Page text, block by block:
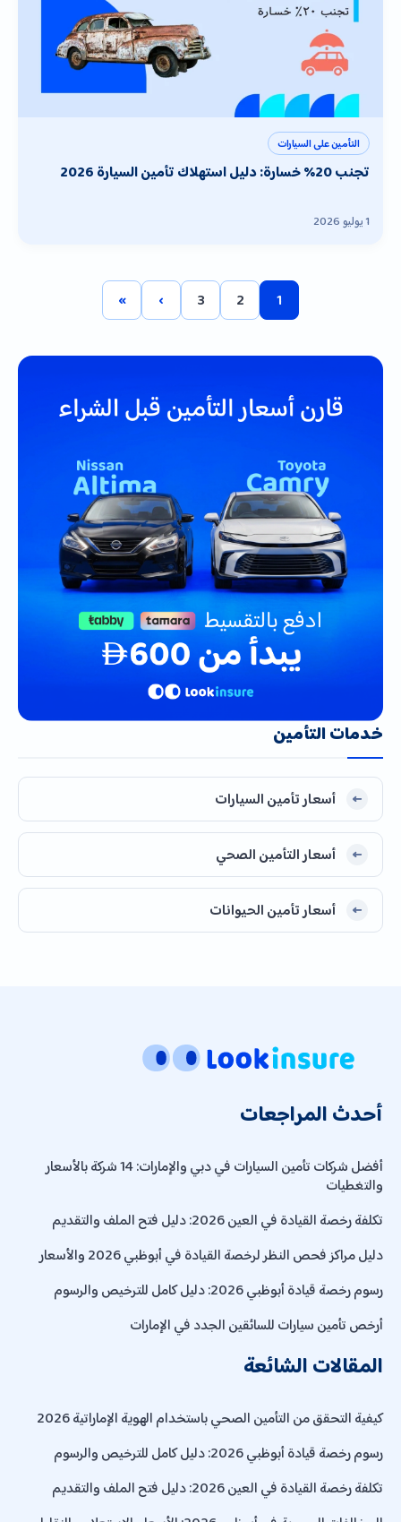
التأمين على السيارات
تجنب 20% خسارة: دليل استهلاك تأمين السيارة 2026
1 يوليو 2026
1
2
3
›
»
خدمات التأمين
أسعار تأمين السيارات
أسعار التأمين الصحي
أسعار تأمين الحيوانات
المقالات الشائعة
كيفية التحقق من التأمين الصحي باستخدام الهوية الإماراتية 2026
رسوم رخصة قيادة أبوظبي 2026: دليل كامل للترخيص والرسوم
تكلفة رخصة القيادة في العين 2026: دليل فتح الملف والتقديم
أحدث المراجعات
أفضل شركات تأمين السيارات في دبي والإمارات: 14 شركة بالأسعار
والتغطيات
تكلفة رخصة القيادة في العين 2026: دليل فتح الملف والتقديم
دليل مراكز فحص النظر لرخصة القيادة في أبوظبي 2026 والأسعار
رسوم رخصة قيادة أبوظبي 2026: دليل كامل للترخيص والرسوم
أرخص تأمين سيارات للسائقين الجدد في الإمارات